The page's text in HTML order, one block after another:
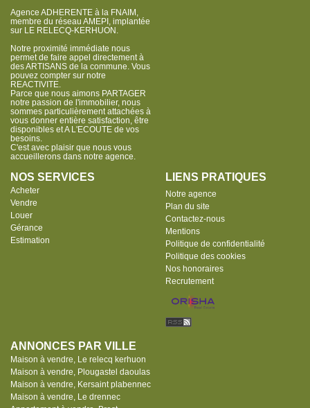
Agence ADHERENTE à la FNAIM,
membre du réseau AMEPI, implantée
sur LE RELECQ-KERHUON.
Notre proximité immédiate nous
permet de faire appel directement à
des ARTISANS de la commune. Vous
pouvez compter sur notre
REACTIVITE.
Parce que nous aimons PARTAGER
notre passion de l'immobilier, nous
sommes particulièrement attachées à
vous donner entière satisfaction, être
disponibles et A L'ECOUTE de vos
besoins.
C'est avec plaisir que nous vous
accueillerons dans notre agence.
NOS SERVICES
Acheter
Vendre
Louer
Gérance
Estimation
LIENS PRATIQUES
Notre agence
Plan du site
Contactez-nous
Mentions
Politique de confidentialité
Politique des cookies
Nos honoraires
Recrutement
ANNONCES PAR VILLE
Maison à vendre, Le relecq kerhuon
Maison à vendre, Plougastel daoulas
Maison à vendre, Kersaint plabennec
Maison à vendre, Le drennec